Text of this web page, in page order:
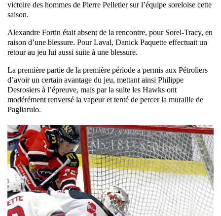
victoire des hommes de Pierre Pelletier sur l’équipe soreloise cette
saison.
Alexandre Fortin était absent de la rencontre, pour Sorel-Tracy, en
raison d’une blessure. Pour Laval, Danick Paquette effectuait un
retour au jeu lui aussi suite à une blessure.
La première partie de la première période a permis aux Pétroliers
d’avoir un certain avantage du jeu, mettant ainsi Philippe
Desrosiers à l’épreuve, mais par la suite les Hawks ont
modérément renversé la vapeur et tenté de percer la muraille de
Pagliarulo.